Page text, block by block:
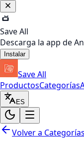
Save All
Descarga la app de
Instalar
Save All
ProductosCategorías
ES
Volver a Categorías